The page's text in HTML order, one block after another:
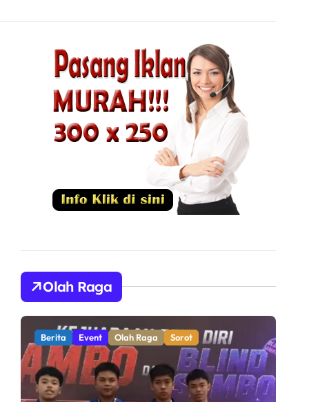
Olah Raga
Berita Olah Raga Sorot